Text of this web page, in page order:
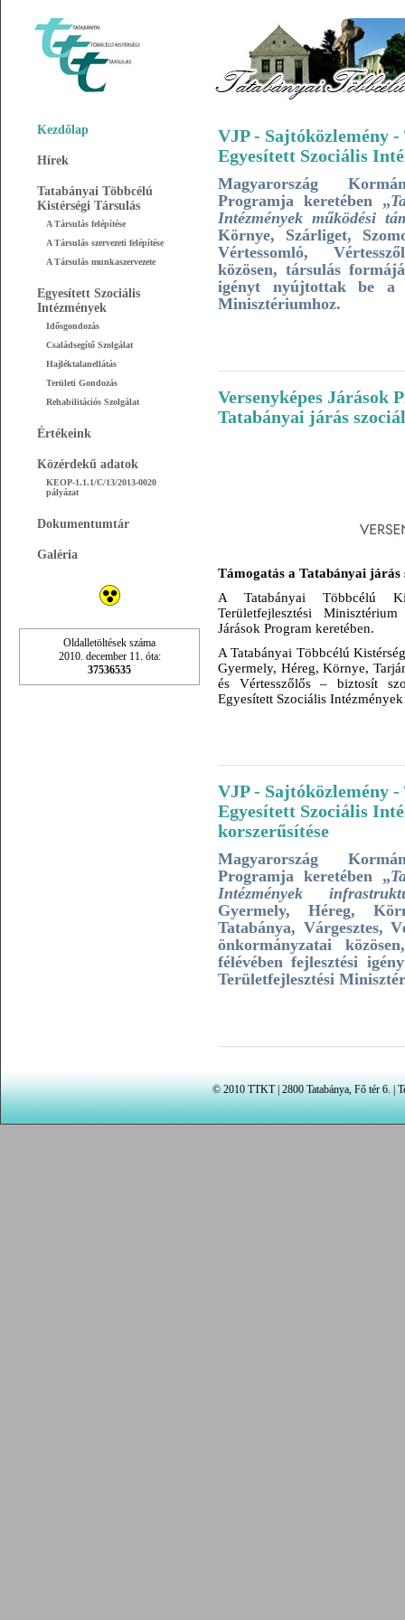
Kezdőlap
Hírek
Tatabányai Többcélú
Kistérségi Társulás
A Társulás felépítése
A Társulás szervezeti felépítése
A Társulás munkaszervezete
Egyesített Szociális
Intézmények
Idősgondozás
Családsegítő Szolgálat
Hajléktalanellátás
Területi Gondozás
Rehabilitációs Szolgálat
Értékeink
Közérdekű adatok
KEOP-1.1.1/C/13/2013-0020
pályázat
Dokumentumtár
Galéria
Oldalletöltések száma
2010. december 11. óta:
37536535
VJP - Sajtóközlemény
Egyesített Szociális
Magyarország
Programja keretében „
Intézmények működési
Környe, Szárliget,
Vértessomló,
közösen, társulás
igényt nyújtottak be a
Minisztériumhoz.
Versenyképes Járások
Tatabányai járás
Támogatás a Tatabányai járás
A Tatabányai Többcélú
Területfejlesztési
Járások Program keretében.
A Tatabányai Többcélú
Gyermely, Héreg, Környe,
és Vértesszőlős – biztosít
Egyesített Szociális
VJP - Sajtóközlemény
Egyesített Szociális
korszerűsítése
Magyarország
Programja keretében „
Intézmények
Gyermely, Héreg,
Tatabánya, Várgesztes,
önkormányzatai
félévében fejlesztési
Területfejlesztési
© 2010 TTKT | 2800 Tatabánya, Fő tér 6. |